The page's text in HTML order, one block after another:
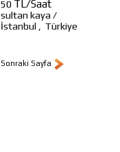
50 TL/Saat
sultan kaya /
İstanbul
Türkiye
Sonraki Sayfa